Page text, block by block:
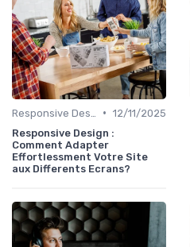
• 12/11/2025
Responsive Design :
Comment Adapter
Effortlessment Votre Site
aux Differents Ecrans?